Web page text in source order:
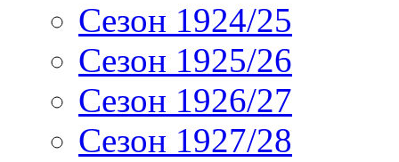
Сезон 1924/25
Сезон 1925/26
Сезон 1926/27
Сезон 1927/28